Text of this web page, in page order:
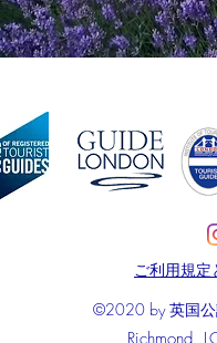
ご利用規定
©2020 by 英国公
Richmond,